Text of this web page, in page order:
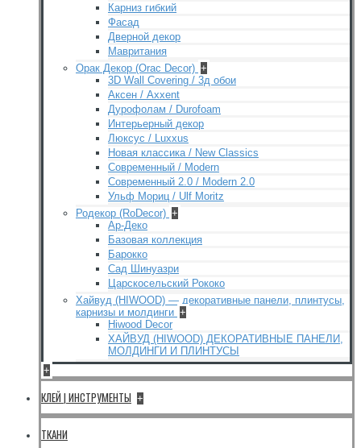
Карниз гибкий
Фасад
Дверной декор
Мавритания
Орак Декор (Orac Decor) +
3D Wall Covering / 3д обои
Аксен / Axxent
Дурофолам / Durofoam
Интерьерный декор
Люксус / Luxxus
Новая классика / New Classics
Современный / Modern
Современный 2.0 / Modern 2.0
Ульф Мориц / Ulf Moritz
Родекор (RoDecor) +
Ар-Деко
Базовая коллекция
Барокко
Сад Шинуазри
Царскосельский Рококо
Хайвуд (HIWOOD) — декоративные панели, плинтусы,
карнизы и молдинги +
Hiwood Decor
ХАЙВУД (HIWOOD) ДЕКОРАТИВНЫЕ ПАНЕЛИ,
МОЛДИНГИ И ПЛИНТУСЫ
+
КЛЕЙ | ИНСТРУМЕНТЫ +
ТКАНИ